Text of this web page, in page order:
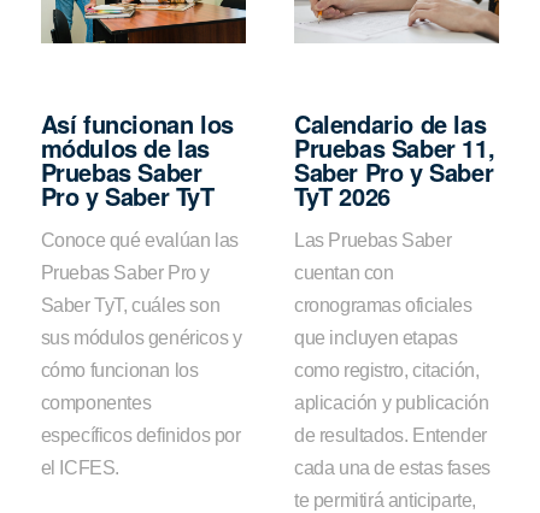
Así funcionan los
módulos de las
Pruebas Saber
Pro y Saber TyT
Conoce qué evalúan las
Pruebas Saber Pro y
Saber TyT, cuáles son
sus módulos genéricos y
cómo funcionan los
componentes
específicos definidos por
el ICFES.
Calendario de las
Pruebas Saber 11,
Saber Pro y Saber
TyT 2026
Las Pruebas Saber
cuentan con
cronogramas oficiales
que incluyen etapas
como registro, citación,
aplicación y publicación
de resultados. Entender
cada una de estas fases
te permitirá anticiparte,